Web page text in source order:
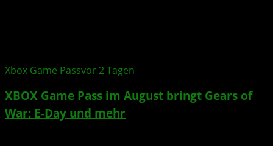
Xbox Game Passvor 2 Tagen
XBOX Game Pass im August bringt Gears of
War: E-Day und mehr